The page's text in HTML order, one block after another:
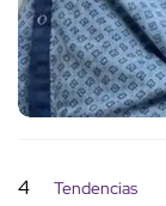
4 Tendencias